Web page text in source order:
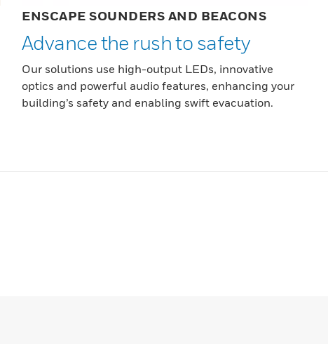
ENSCAPE SOUNDERS AND BEACONS
Advance the rush to safety
Our solutions use high-output LEDs, innovative
optics and powerful audio features, enhancing your
building’s safety and enabling swift evacuation.